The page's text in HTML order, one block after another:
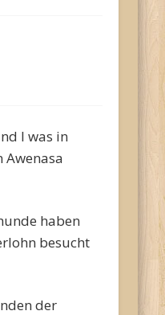
I was in
Awenasa
haben
besucht
der